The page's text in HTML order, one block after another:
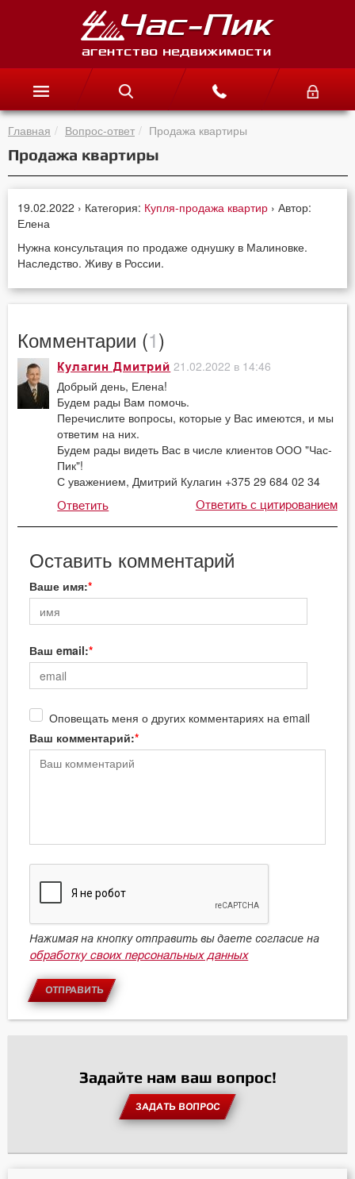
Главная Вопрос-ответ Продажа квартиры
Продажа квартиры
19.02.2022 › Категория: Купля-продажа квартир › Автор:
Елена
Нужна консультация по продаже однушку в Малиновке.
Наследство. Живу в России.
Комментарии (1)
Кулагин Дмитрий 21.02.2022 в 14:46
Добрый день, Елена!
Будем рады Вам помочь.
Перечислите вопросы, которые у Вас имеются, и мы
ответим на них.
Будем рады видеть Вас в числе клиентов ООО "Час-
Пик"!
С уважением, Дмитрий Кулагин +375 29 684 02 34
Ответить Ответить с цитированием
Оставить комментарий
Ваше имя:
Ваш email:
Оповещать меня о других комментариях на email
Ваш комментарий:
Нажимая на кнопку отправить вы даете согласие на
обработку своих персональных данных
ОТПРАВИТЬ
Задайте нам ваш вопрос!
ЗАДАТЬ ВОПРОС